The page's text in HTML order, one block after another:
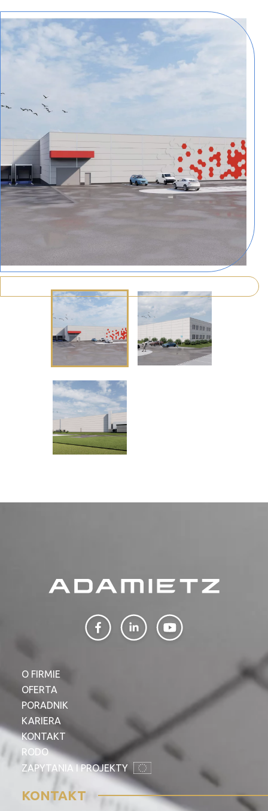
O FIRMIE
OFERTA
PORADNIK
KARIERA
KONTAKT
RODO
ZAPYTANIA I PROJEKTY
KONTAKT